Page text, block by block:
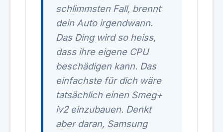
schlimmsten Fall, brennt
dein Auto irgendwann.
Das Ding wird so heiss,
dass ihre eigene CPU
beschädigen kann. Das
einfachste für dich wäre
tatsächlich einen Smeg+
iv2 einzubauen. Denkt
aber daran, Samsung